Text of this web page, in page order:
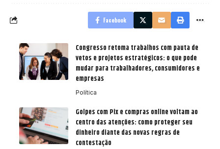
Facebook
Congresso retoma trabalhos com pauta de
vetos e projetos estratégicos: o que pode
mudar para trabalhadores, consumidores e
empresas
Política
Golpes com Pix e compras online voltam ao
centro das atenções: como proteger seu
dinheiro diante das novas regras de
contestação